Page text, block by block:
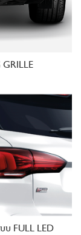
บ FULL LED